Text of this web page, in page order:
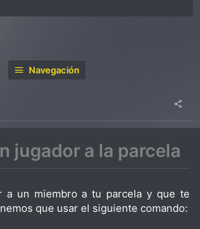
Navegación
jugador a la parcela
a un miembro a tu parcela y que te
que usar el siguiente comando: